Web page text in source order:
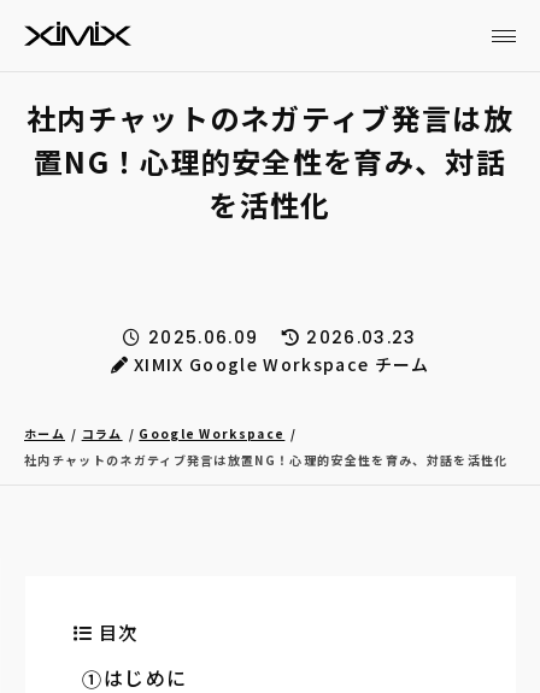
社内チャットのネガティブ発言は放
置NG！心理的安全性を育み、対話
を活性化
2025.06.09
2026.03.23
XIMIX Google Workspace チーム
ホーム コラム
Google Workspace
社内チャットのネガティブ発言は放置NG！心理的安全性を育み、対話を活性化
目次
はじめに